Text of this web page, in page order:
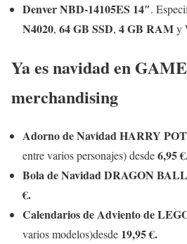
Denver NBD-14105ES 14″.
N4020, 64 GB SSD, 4 GB RAMy
Ya es navidad en
merchandising
Adorno de Navidad HARRY
entre varios personajes) desde6,95
Bola de Navidad DRAGON
€.
Calendarios de Adviento de
varios modelos)desde 19,95 €.